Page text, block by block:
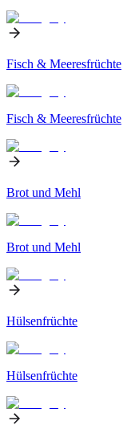
Fisch & Meeresfrüchte
Fisch & Meeresfrüchte
Brot und Mehl
Brot und Mehl
Hülsenfrüchte
Hülsenfrüchte